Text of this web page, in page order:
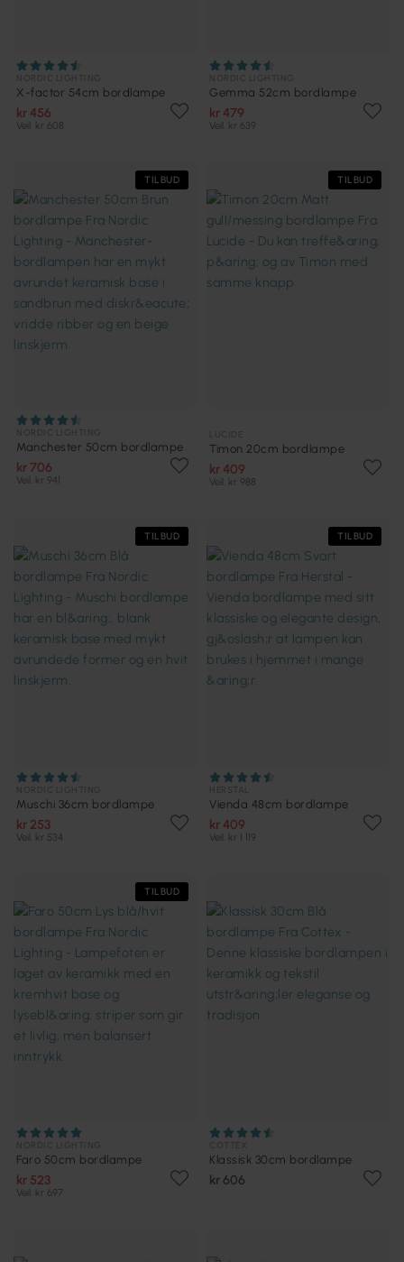
X-factor 54cm bordlampe
kr 456
Veil. kr 608
Gemma 52cm bordlampe
kr 479
Veil. kr 639
TILBUD
Manchester 50cm bordlampe
kr 706
Veil. kr 941
TILBUD
Timon 20cm bordlampe
kr 409
Veil. kr 988
TILBUD
Muschi 36cm bordlampe
kr 253
Veil. kr 534
TILBUD
Vienda 48cm bordlampe
kr 409
Veil. kr 1 119
TILBUD
Faro 50cm bordlampe
kr 523
Veil. kr 697
Klassisk 30cm bordlampe
kr 606